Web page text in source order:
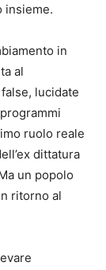
insieme.
in
al
lucidate
ruolo reale
dittatura
un popolo
ritorno al